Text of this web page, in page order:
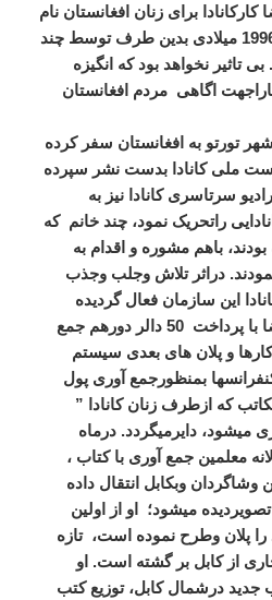
برای زنان افغانستان نام
گذاری شده است، ازسال 1996 میلادی بدین طرف توسط چند
تاثیر نخواهد بود که انگیزه
اگاهی مردم افغانستان
تورتو به افغانستان سفر کرده
ملی کانادا بدست نشر سپرده
سرتاسری کانادا نیز به
راتحریک نمود، چند خانم که
باهم مشوره و اقدام به
دراثر تلاش وجلب وجذب
این سازمان فعال گردیده
است. سال دو بار تمام اعضا با پرداخت 50 دالر دورهم جمع
و پلان های بعدی سیستم
کنفرانسها بمنظورجمع آوری پول
که ازطرف زنان کانادا ”
میشود، دایرمیگردد. درماه
معاش سالانه معلمین جمع آوری با کتاب ،
وبکابل انتقال داده
میشود؛ او از اولین
را پلان وطرح نموده است، تازه
از کابل بر گشته است. او
جدید درشمال کابل، توزیع کتب